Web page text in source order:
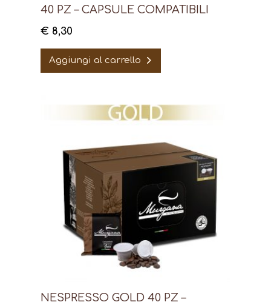
40 PZ – CAPSULE COMPATIBILI
€ 8,30
Aggiungi al carrello
NESPRESSO GOLD 40 PZ –